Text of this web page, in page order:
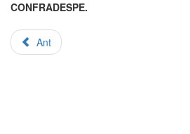
CONFRADESPE.
Ant